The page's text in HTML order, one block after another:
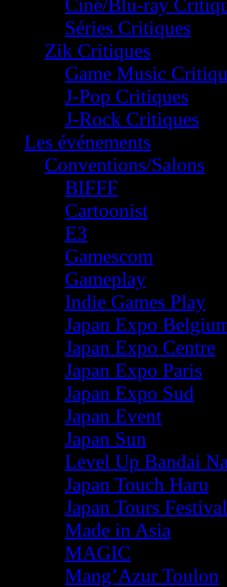
Ciné/Blu-ray
Séries Critiques
Zik Critiques
Game Music
J-Pop Critiques
J-Rock Critiques
Les événements
Conventions/Salons
BIFFF
Cartoonist
E3
Gamescom
Gameplay
Indie Games Play
Japan Expo
Japan Expo Centre
Japan Expo Paris
Japan Expo Sud
Japan Event
Japan Sun
Level Up Bandai
Japan Touch Haru
Japan Tours Festival
Made in Asia
MAGIC
Mang’Azur Toulon